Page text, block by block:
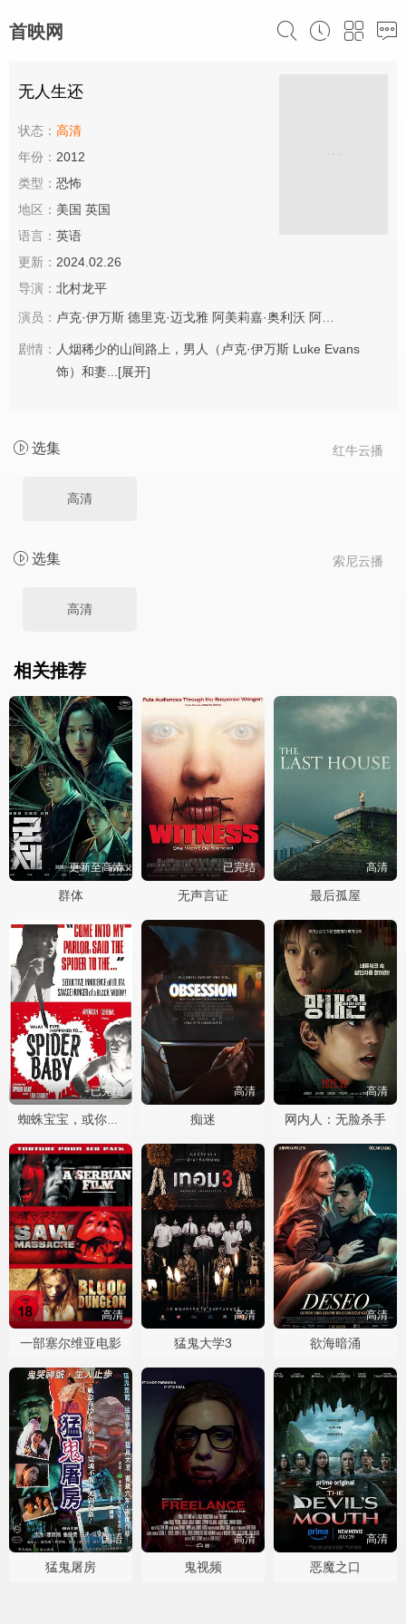
首映网
无人生还
状态： 高清
年份： 2012
类型： 恐怖
地区： 美国 英国
语言： 英语
更新： 2024.02.26
导演： 北村龙平
演员： 卢克·伊万斯 德里克·迈戈雅 阿美莉嘉·奥利沃 阿德莱德·克莱蒙丝
剧情： 人烟稀少的山间路上，男人（卢克·伊万斯 Luke Evans
饰）和妻... [展开]
红牛云播
选集
高清
索尼云播
选集
高清
相关推荐
更新至高清
群体
已完结
无声言证
高清
最后孤屋
已完结
蜘蛛宝宝，或你所听说过最疯狂的故事
高清
痴迷
高清
网内人：无脸杀手
高清
一部塞尔维亚电影
高清
猛鬼大学3
高清
欲海暗涌
国语
猛鬼屠房
高清
鬼视频
高清
恶魔之口